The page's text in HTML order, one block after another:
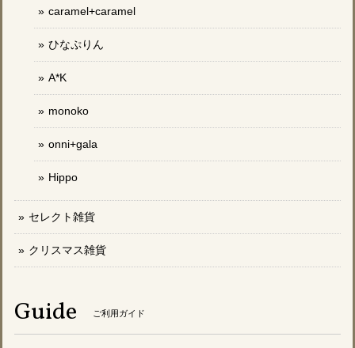
caramel+caramel
ひなぷりん
A*K
monoko
onni+gala
Hippo
セレクト雑貨
クリスマス雑貨
Guide ご利用ガイド